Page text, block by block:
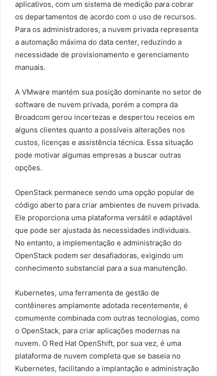
aplicativos, com um sistema de medição para cobrar
os departamentos de acordo com o uso de recursos.
Para os administradores, a nuvem privada representa
a automação máxima do data center, reduzindo a
necessidade de provisionamento e gerenciamento
manuais.
A VMware mantém sua posição dominante no setor de
software de nuvem privada, porém a compra da
Broadcom gerou incertezas e despertou receios em
alguns clientes quanto a possíveis alterações nos
custos, licenças e assistência técnica. Essa situação
pode motivar algumas empresas a buscar outras
opções.
OpenStack permanece sendo uma opção popular de
código aberto para criar ambientes de nuvem privada.
Ele proporciona uma plataforma versátil e adaptável
que pode ser ajustada às necessidades individuais.
No entanto, a implementação e administração do
OpenStack podem ser desafiadoras, exigindo um
conhecimento substancial para a sua manutenção.
Kubernetes, uma ferramenta de gestão de
contêineres amplamente adotada recentemente, é
comumente combinada com outras tecnologias, como
o OpenStack, para criar aplicações modernas na
nuvem. O Red Hat OpenShift, por sua vez, é uma
plataforma de nuvem completa que se baseia no
Kubernetes, facilitando a implantação e administração